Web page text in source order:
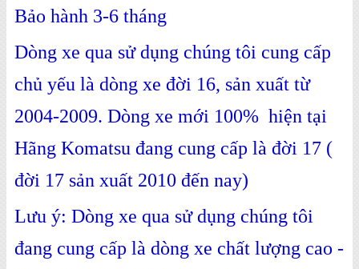
Bảo hành 3-6 tháng
Dòng xe qua sử dụng chúng tôi cung cấp
chủ yếu là dòng xe đời 16, sản xuất từ
2004-2009. Dòng xe mới 100% hiện tại
Hãng Komatsu đang cung cấp là đời 17 (
đời 17 sản xuất 2010 đến nay)
Lưu ý: Dòng xe qua sử dụng chúng tôi
đang cung cấp là dòng xe chất lượng cao -